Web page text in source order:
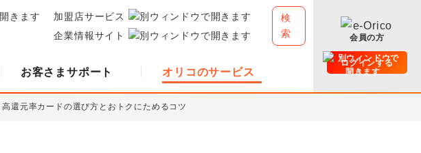
加盟店サービス
企業情報サイト
検
索
お客さまサポート オリコのサービス
会員の方
ログインする
還元率カードの選び方とおトクにためるコツ